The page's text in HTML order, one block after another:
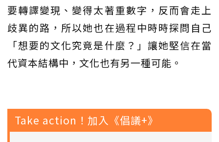
要轉譯變現、變得太著重數字，反而會走上
歧異的路，所以她也在過程中時時探問自己
「想要的文化究竟是什麼？」讓她堅信在當
代資本結構中，文化也有另一種可能。
Take action！加入《倡議+》